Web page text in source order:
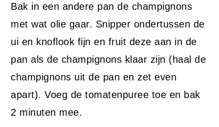
Bak in een andere pan de champignons
met wat olie gaar. Snipper ondertussen de
ui en knoflook fijn en fruit deze aan in de
pan als de champignons klaar zijn (haal de
champignons uit de pan en zet even
apart). Voeg de tomatenpuree toe en bak
2 minuten mee.